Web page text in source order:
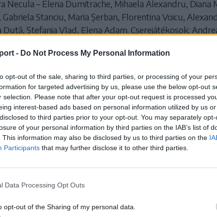
- Do Not Process My Personal Information
opt-out of the sale, sharing to third parties, or processing of your
for targeted advertising by us, please use the below opt-out
selection. Please note that after your opt-out request is processed
interest-based ads based on personal information utilized by us
to third parties prior to your opt-out. You may separately
of your personal information by third parties on the IAB’s list of
This information may also be disclosed by us to third parties on the
Participants that may further disclose it to other third parties.
Data Processing Opt Outs
opt-out of the Sharing of my personal data.
Necula – Elena Dumitrache, Mihaela Alexandru, Diana
Gabriela Stanciu, Maria Șerban, Florentina Voicu,
Duță, Ștefania Vlad, Elena Adam. Cserejátékosok:
Iacob, Gabrielea Arsene, Andreea Paraschiv.
Sára Zselyke – Pintea-Scurtu Denisa Annamária,
Részeg Beáta, Lőrincz Kitti, Kádár Noémi, Kósa Réka,
Vanda, Serbán Beáta, Cseke Melánia. Cserejátékosok:
Csucsák Erzsébet, Benedek Kincső, Péter-Puskás
Júlia, Juhász Anett. Vezetőedző: Berkeczi Emőke.
Gergő.
két mérkőzésén gólzáporos eredmények születtek: a
12–0-ra kiütötte a Bukaresti ACS Juniorult, míg az
és a Bukaresti Rapid összecsapását későbbre